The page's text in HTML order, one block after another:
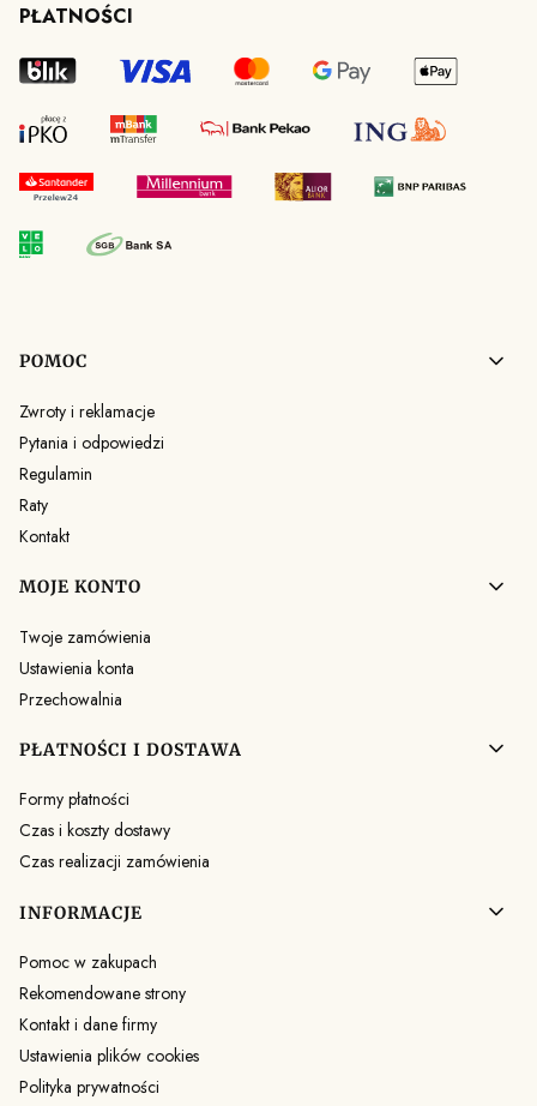
PŁATNOŚCI
Linki w stopce
POMOC
Zwroty i reklamacje
Pytania i odpowiedzi
Regulamin
Raty
Kontakt
MOJE KONTO
Twoje zamówienia
Ustawienia konta
Przechowalnia
PŁATNOŚCI I DOSTAWA
Formy płatności
Czas i koszty dostawy
Czas realizacji zamówienia
INFORMACJE
Pomoc w zakupach
Rekomendowane strony
Kontakt i dane firmy
Ustawienia plików cookies
Polityka prywatności